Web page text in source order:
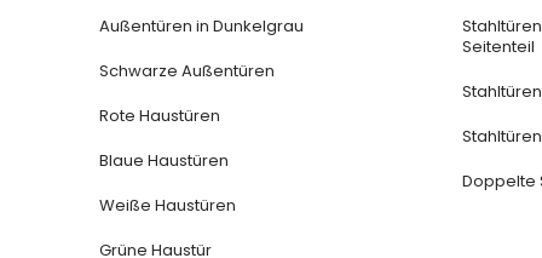
Außentüren in Dunkelgrau
Schwarze Außentüren
Rote Haustüren
Blaue Haustüren
Weiße Haustüren
Grüne Haustür
Seitenteil
Doppelte